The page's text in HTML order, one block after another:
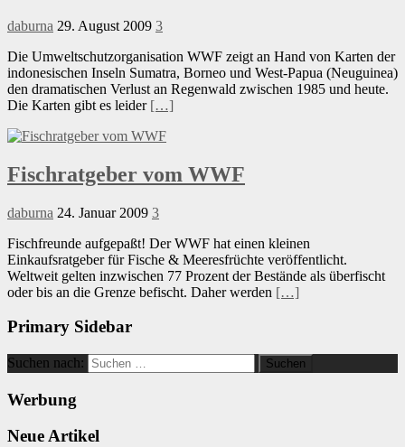
daburna 29. August 2009 3
Die Umweltschutzorganisation WWF zeigt an Hand von Karten der
indonesischen Inseln Sumatra, Borneo und West-Papua (Neuguinea)
den dramatischen Verlust an Regenwald zwischen 1985 und heute.
Die Karten gibt es leider […]
Fischratgeber vom WWF
daburna 24. Januar 2009 3
Fischfreunde aufgepaßt! Der WWF hat einen kleinen
Einkaufsratgeber für Fische & Meeresfrüchte veröffentlicht.
Weltweit gelten inzwischen 77 Prozent der Bestände als überfischt
oder bis an die Grenze befischt. Daher werden […]
Primary Sidebar
Suchen nach:
Werbung
Neue Artikel